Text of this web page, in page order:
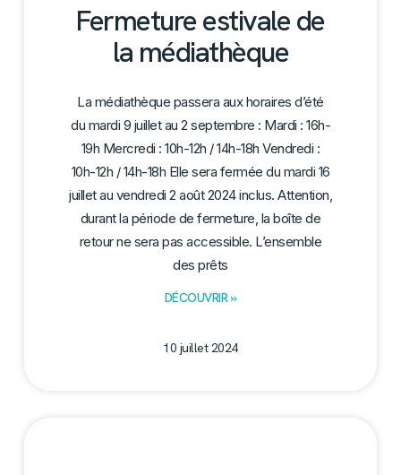
Fermeture estivale de
la médiathèque
La médiathèque passera aux horaires d’été
du mardi 9 juillet au 2 septembre : Mardi : 16h-
19h Mercredi : 10h-12h / 14h-18h Vendredi :
10h-12h / 14h-18h Elle sera fermée du mardi 16
juillet au vendredi 2 août 2024 inclus. Attention,
durant la période de fermeture, la boîte de
retour ne sera pas accessible. L’ensemble
des prêts
DÉCOUVRIR »
10 juillet 2024